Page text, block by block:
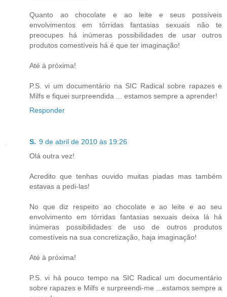
Quanto ao chocolate e ao leite e seus possíveis
envolvimentos em tórridas fantasias sexuais não te
preocupes há inúmeras possibilidades de usar outros
produtos comestíveis há é que ter imaginação!
Até à próxima!
P.S. vi um documentário na SIC Radical sobre rapazes e
Milfs e fiquei surpreendida ... estamos sempre a aprender!
Responder
S. 9 de abril de 2010 às 19:26
Olá outra vez!
Acredito que tenhas ouvido muitas piadas mas também
estavas a pedi-las!
No que diz respeito ao chocolate e ao leite e ao seu
envolvimento em tórridas fantasias sexuais deixa lá há
inúmeras possibilidades de uso de outros produtos
comestíveis na sua concretização, haja imaginação!
Até à próxima!
P.S. vi há pouco tempo na SIC Radical um documentário
sobre rapazes e Milfs e surpreendi-me ...estamos sempre a